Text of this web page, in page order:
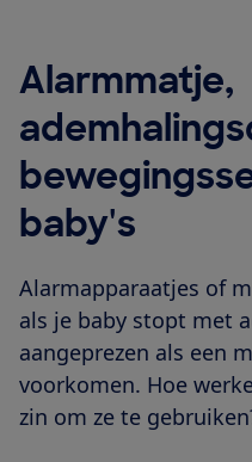
Alarmmatje,
baby's
Alarmapparaatjes of
als je baby stopt met
aangeprezen als een
voorkomen. Hoe
zin om ze te